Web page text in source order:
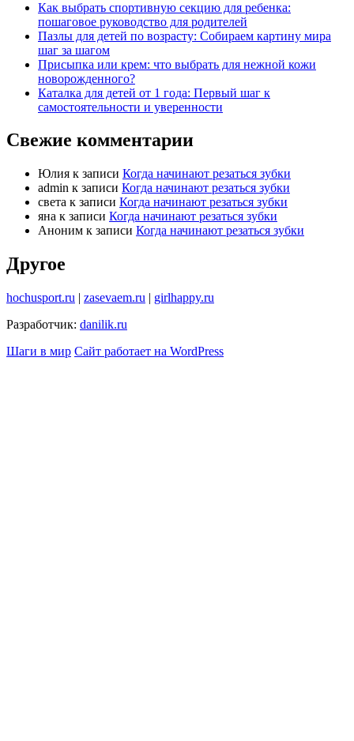
Как выбрать спортивную секцию для ребенка:
пошаговое руководство для родителей
Пазлы для детей по возрасту: Собираем картину мира
шаг за шагом
Присыпка или крем: что выбрать для нежной кожи
новорожденного?
Каталка для детей от 1 года: Первый шаг к
самостоятельности и уверенности
Свежие комментарии
Юлия к записи Когда начинают резаться зубки
admin к записи Когда начинают резаться зубки
света к записи Когда начинают резаться зубки
яна к записи Когда начинают резаться зубки
Аноним к записи Когда начинают резаться зубки
Другое
hochusport.ru | zasevaem.ru | girlhappy.ru
Разработчик: danilik.ru
Шаги в мир Сайт работает на WordPress